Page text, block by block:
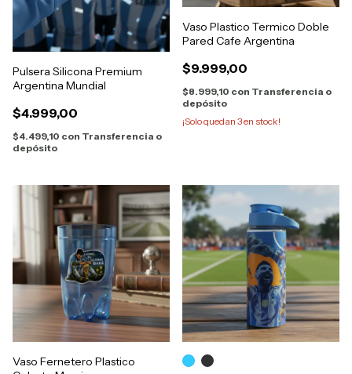
Pulsera Silicona Premium
Argentina Mundial
$4.999,00
$4.499,10 con Transferencia o
depósito
Vaso Plastico Termico Doble
Pared Cafe Argentina
$9.999,00
$8.999,10 con Transferencia o
depósito
¡Solo quedan 3en stock!
Vaso Fernetero Plastico